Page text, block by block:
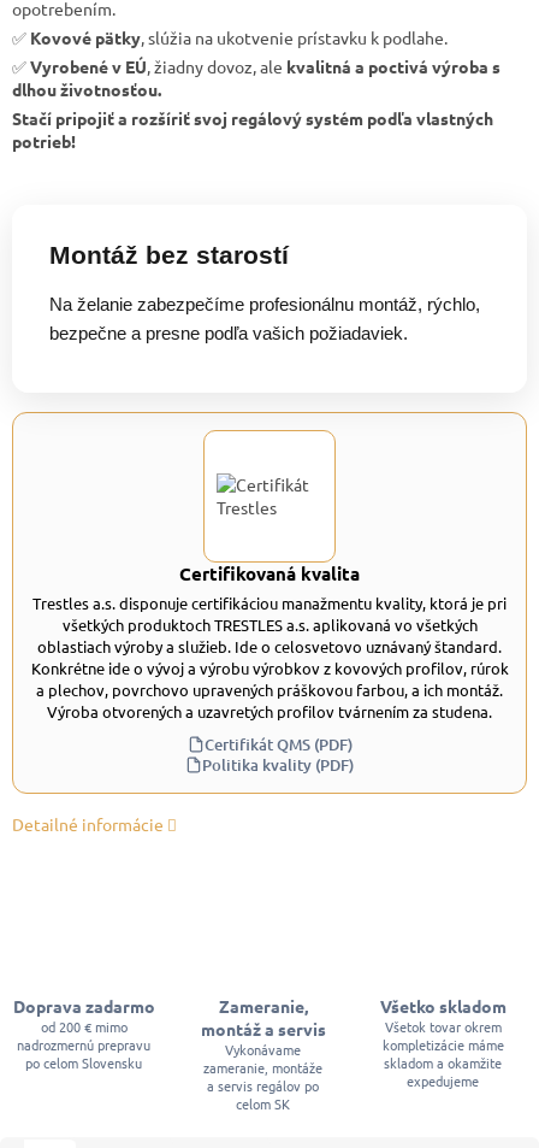
opotrebením.
✅ Kovové pätky , slúžia na ukotvenie prístavku k podlahe.
✅Vyrobené v EÚ , žiadny dovoz, ale kvalitná a poctivá výroba s
dlhou životnosťou.
Stačí pripojiť a rozšíriť svoj regálový systém podľa vlastných
potrieb!
Montáž bez starostí
Na želanie zabezpečíme profesionálnu montáž, rýchlo,
bezpečne a presne podľa vašich požiadaviek.
Certifikovaná kvalita
Trestles a.s. disponuje certifikáciou manažmentu kvality, ktorá je pri
všetkých produktoch TRESTLES a.s. aplikovaná vo všetkých
oblastiach výroby a služieb. Ide o celosvetovo uznávaný štandard.
Konkrétne ide o vývoj a výrobu výrobkov z kovových profilov, rúrok
a plechov, povrchovo upravených práškovou farbou, a ich montáž.
Výroba otvorených a uzavretých profilov tvárnením za studena.
Certifikát QMS (PDF)
Politika kvality (PDF)
Detailné informácie
Doprava zadarmo
od 200 € mimo
nadrozmernú prepravu
po celom Slovensku
Zameranie,
montáž a servis
Vykonávame
zameranie, montáže
a servis regálov po
celom SK
Všetko skladom
Všetok tovar okrem
kompletizácie máme
skladom a okamžite
expedujeme